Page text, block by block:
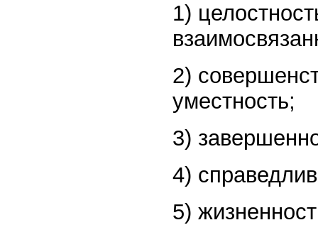
1)
2)
уместность;
3)
4)
5)